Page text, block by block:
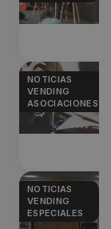
NOTICIAS
VENDING
ASOCIACIONES
NOTICIAS
VENDING
ESPECIALES